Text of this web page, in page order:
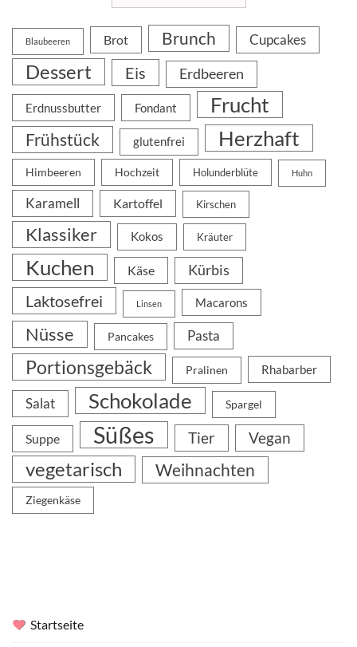
Blaubeeren Brot Brunch Cupcakes
Dessert Eis Erdbeeren
Erdnussbutter Fondant Frucht
Frühstück glutenfrei Herzhaft
Himbeeren Hochzeit Holunderblüte Huhn
Karamell Kartoffel Kirschen
Klassiker Kokos Kräuter
Kuchen Käse Kürbis
Laktosefrei Linsen Macarons
Nüsse Pancakes Pasta
Portionsgebäck Pralinen Rhabarber
Salat Schokolade Spargel
Suppe Süßes Tier Vegan
vegetarisch Weihnachten
Ziegenkäse
Startseite